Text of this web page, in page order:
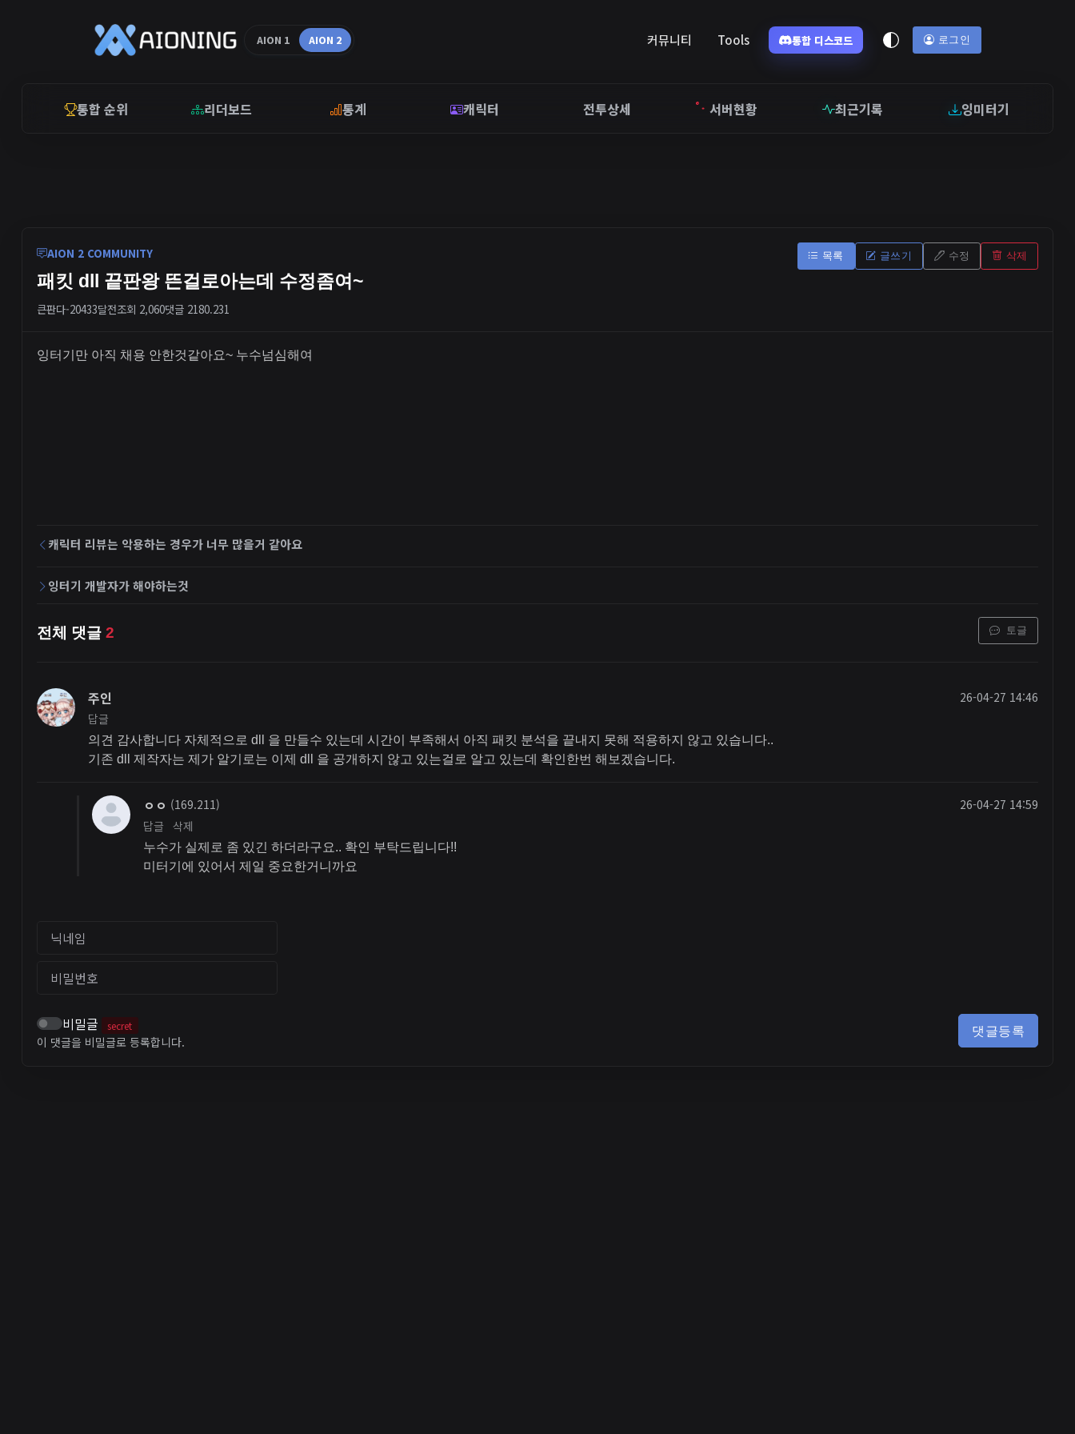
AION 1 AION 2 커뮤니티 Tools 통합 디스코드 로그인
통합 순위 리더보드 통계 캐릭터 전투상세 서버현황 최근기록 잉미터기
AION 2 COMMUNITY
패킷 dll 끝판왕 뜬걸로아는데 수정좀여~
큰판다-20433달전조회 2,060댓글 2180.231
목록 글쓰기 수정 삭제
잉터기만 아직 채용 안한것같아요~ 누수넘심해여
캐릭터 리뷰는 악용하는 경우가 너무 많을거 같아요
잉터기 개발자가 해야하는것
전체 댓글 2 토글
주인
26-04-27 14:46
답글
의견 감사합니다 자체적으로 dll 을 만들수 있는데 시간이 부족해서 아직 패킷 분석을 끝내지 못해 적용하지 않고 있습니다..
기존 dll 제작자는 제가 알기로는 이제 dll 을 공개하지 않고 있는걸로 알고 있는데 확인한번 해보겠습니다.
ㅇㅇ (169.211)
26-04-27 14:59
답글 삭제
누수가 실제로 좀 있긴 하더라구요.. 확인 부탁드립니다!!
미터기에 있어서 제일 중요한거니까요
닉네임
비밀번호
비밀글 secret
이 댓글을 비밀글로 등록합니다.
댓글등록